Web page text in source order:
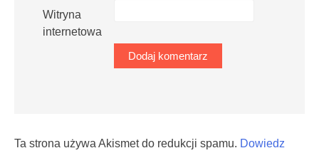
Witryna
internetowa
Ta strona używa Akismet do redukcji spamu. Dowiedz